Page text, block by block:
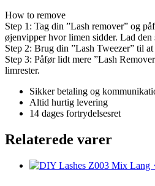
How to remove
Step 1: Tag din ”Lash remover” og
øjenvipper hvor limen sidder. Lad den
Step 2: Brug din ”Lash Tweezer” til
Step 3: Påfør lidt mere ”Lash
limrester.
Sikker betaling og
Altid hurtig levering
14 dages fortrydelsesret
Relaterede varer